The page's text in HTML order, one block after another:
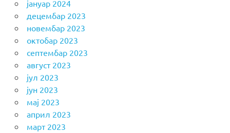
јануар 2024
децембар 2023
новембар 2023
октобар 2023
септембар 2023
август 2023
јул 2023
јун 2023
мај 2023
април 2023
март 2023